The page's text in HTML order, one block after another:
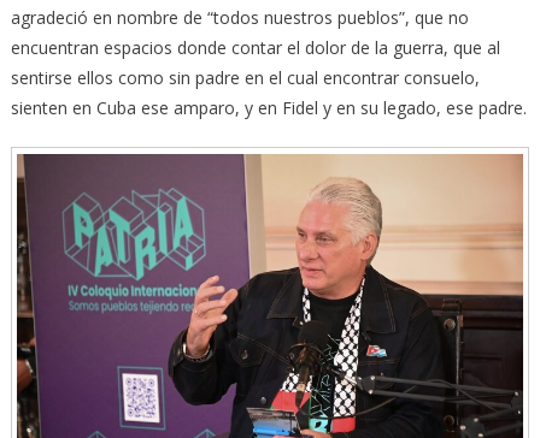
agradeció en nombre de “todos nuestros pueblos”, que no
encuentran espacios donde contar el dolor de la guerra, que al
sentirse ellos como sin padre en el cual encontrar consuelo,
sienten en Cuba ese amparo, y en Fidel y en su legado, ese padre.